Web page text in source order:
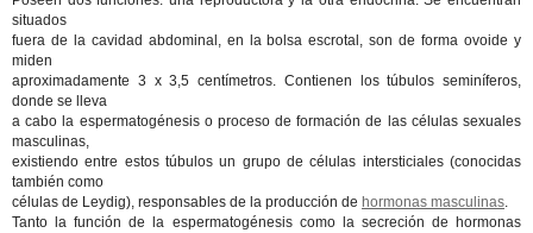
situados
fuera de la cavidad abdominal, en la bolsa escrotal, son de forma ovoide y
miden
aproximadamente 3 x 3,5 centímetros. Contienen los túbulos seminíferos,
donde se lleva
a cabo la espermatogénesis o proceso de formación de las células sexuales
masculinas,
existiendo entre estos túbulos un grupo de células intersticiales (conocidas
también como
células de Leydig), responsables de la producción de hormonas masculinas.
Tanto la función de la espermatogénesis como la secreción de hormonas